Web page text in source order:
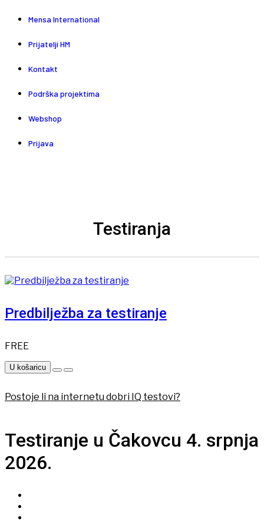
Mensa International
Prijatelji HM
Kontakt
Podrška projektima
Webshop
Prijava
Testiranja
Predbilježba za testiranje
FREE
U košaricu
Postoje li na internetu dobri IQ testovi?
Testiranje u Čakovcu 4. srpnja
2026.